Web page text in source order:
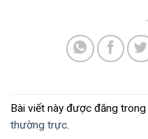
Bài viết này được đăng trong
thường trực.